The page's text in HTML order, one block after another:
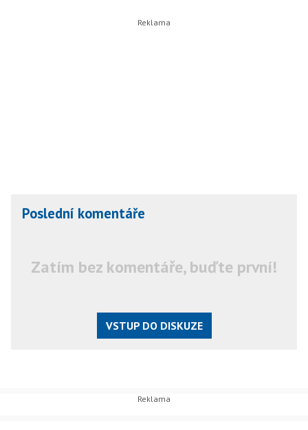
Poslední komentáře
Zatím bez komentáře, buďte první!
VSTUP DO DISKUZE